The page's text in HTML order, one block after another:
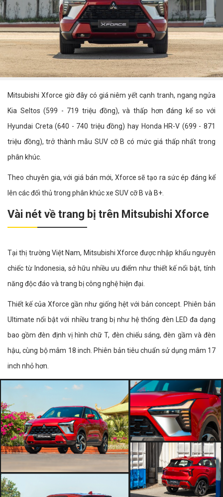
Mitsubishi Xforce giờ đây có giá niêm yết cạnh tranh, ngang ngửa
Kia Seltos (599 - 719 triệu đồng), và thấp hơn đáng kể so với
Hyundai Creta (640 - 740 triệu đồng) hay Honda HR-V (699 - 871
triệu đồng), trở thành mẫu SUV cỡ B có mức giá thấp nhất trong
phân khúc.
Theo chuyên gia, với giá bán mới, Xforce sẽ tạo ra sức ép đáng kể
lên các đối thủ trong phân khúc xe SUV cỡ B và B+.
Vài nét về trang bị trên Mitsubishi Xforce
Tại thị trường Việt Nam, Mitsubishi Xforce được nhập khẩu nguyên
chiếc từ Indonesia, sở hữu nhiều ưu điểm như thiết kế nổi bật, tính
năng độc đáo và trang bị công nghệ hiện đại.
Thiết kế của Xforce gần như giống hệt với bản concept. Phiên bản
Ultimate nổi bật với nhiều trang bị như hệ thống đèn LED đa dạng
bao gồm đèn định vị hình chữ T, đèn chiếu sáng, đèn gầm và đèn
hậu, cùng bộ mâm 18 inch. Phiên bản tiêu chuẩn sử dụng mâm 17
inch nhỏ hơn.